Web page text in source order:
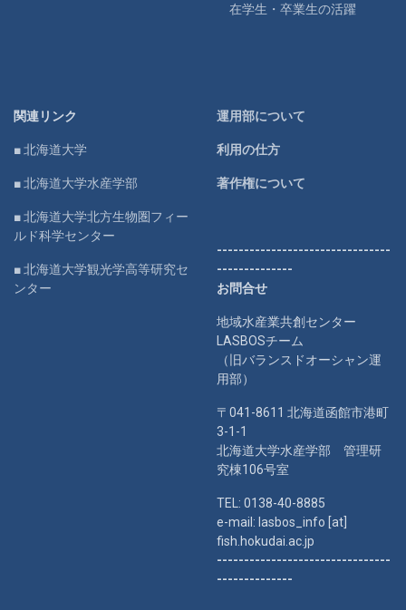
在学生・卒業生の活躍
関連リンク
■ 北海道大学
■ 北海道大学水産学部
■ 北海道大学北方生物圏フィー
ルド科学センター
■ 北海道大学観光学高等研究セ
ンター
運用部について
利用の仕方
著作権について
--------------------------------
--------------
お問合せ
地域水産業共創センター
LASBOSチーム
（旧バランスドオーシャン運
用部）
〒041-8611 北海道函館市港町
3-1-1
北海道大学水産学部 管理研
究棟106号室
TEL: 0138-40-8885
e-mail: lasbos_info [at]
fish.hokudai.ac.jp
--------------------------------
--------------